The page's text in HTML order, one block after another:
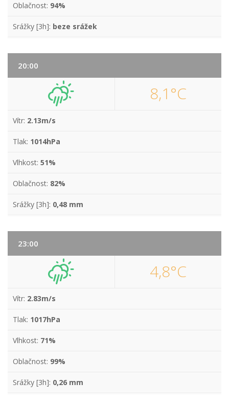
Oblačnost: 94%
Srážky [3h]: beze srážek
20:00
8,1°C
Vítr: 2.13m/s
Tlak: 1014hPa
Vlhkost: 51%
Oblačnost: 82%
Srážky [3h]: 0,48 mm
23:00
4,8°C
Vítr: 2.83m/s
Tlak: 1017hPa
Vlhkost: 71%
Oblačnost: 99%
Srážky [3h]: 0,26 mm